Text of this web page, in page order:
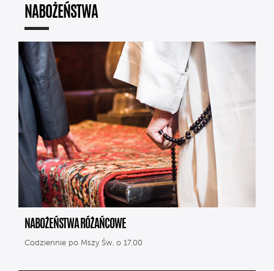
NABOŻEŃSTWA
NABOŻEŃSTWA RÓŻAŃCOWE
Codziennie po Mszy Św. o 17.00